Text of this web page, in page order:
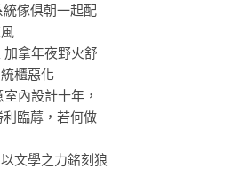
傢俱朝一起配
拿年夜野火舒
櫃惡化
內設計十年，
臨蓐，若何做
文學之力銘刻狼